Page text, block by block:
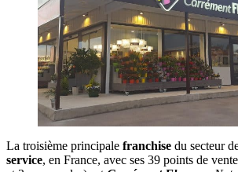
La troisième principale franchise du secteur
service, en France, avec ses 39 points de